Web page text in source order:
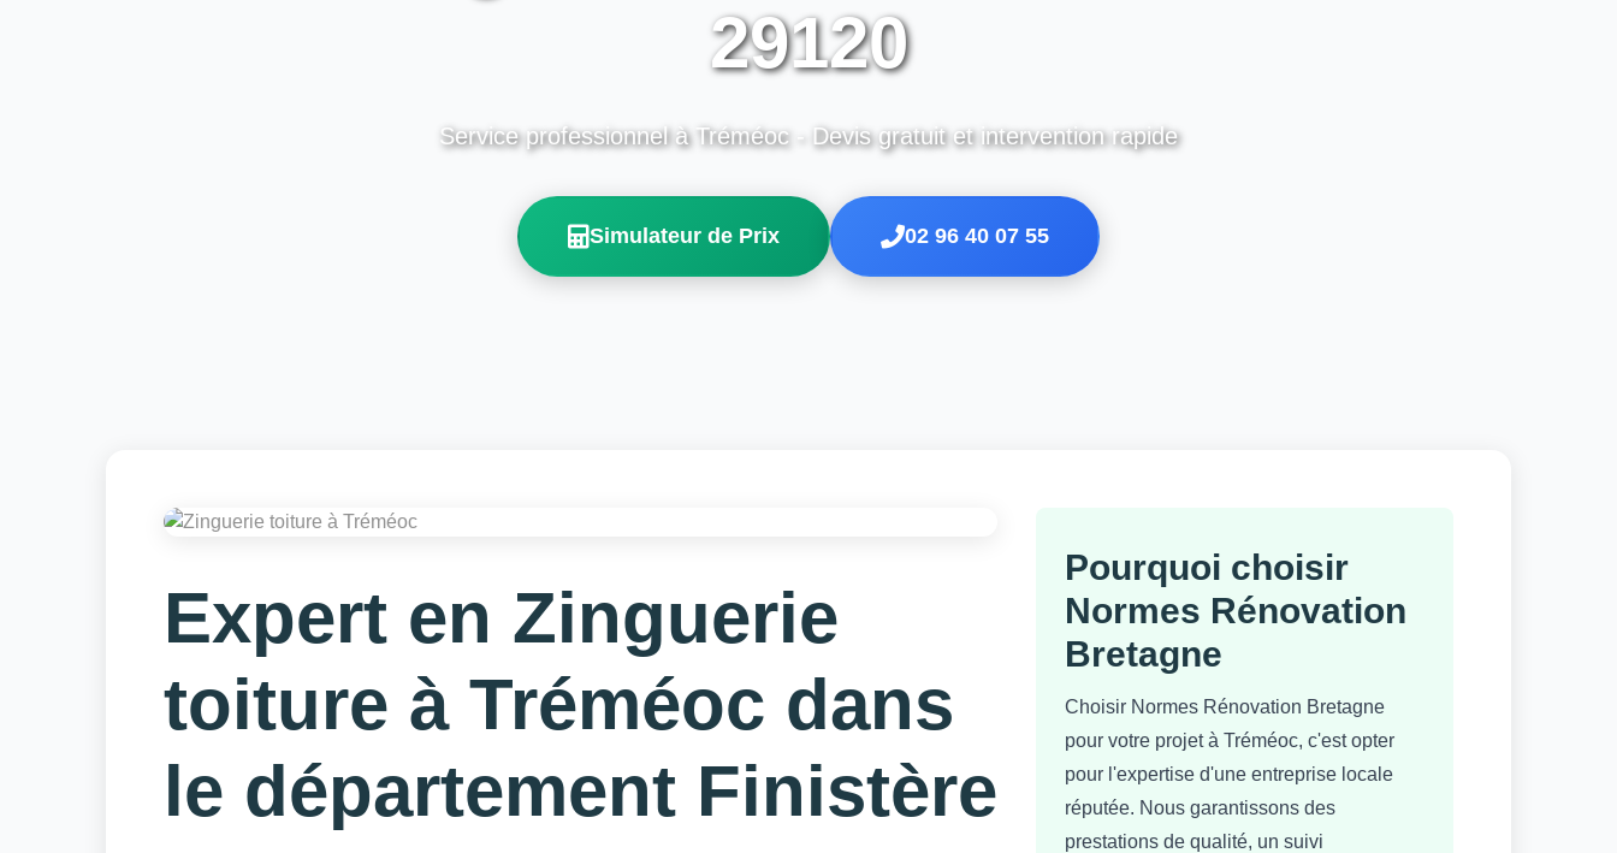
29120
Service professionnel à Tréméoc - Devis gratuit et intervention rapide
Simulateur de Prix 02 96 40 07 55
Expert en Zinguerie
toiture à Tréméoc dans
le département Finistère
Pourquoi choisir
Normes Rénovation
Bretagne
Choisir Normes Rénovation Bretagne
pour votre projet à Tréméoc, c'est opter
pour l'expertise d'une entreprise locale
réputée. Nous garantissons des
prestations de qualité, un suivi